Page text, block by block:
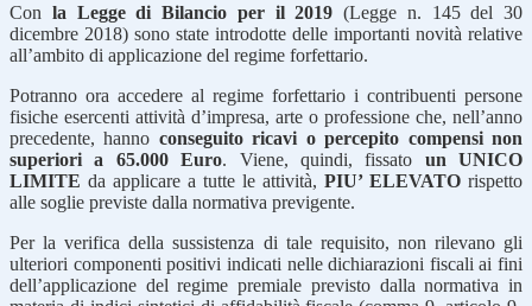
Con la Legge di Bilancio per il 2019 (Legge n. 145 del 30
dicembre 2018) sono state introdotte delle importanti novità relative
all’ambito di applicazione del regime forfettario.
Potranno ora accedere al regime forfettario i contribuenti persone
fisiche esercenti attività d’impresa, arte o professione che, nell’anno
precedente, hanno conseguito ricavi o percepito compensi non
superiori a 65.000 Euro. Viene, quindi, fissato un UNICO
LIMITE da applicare a tutte le attività, PIU’ ELEVATO rispetto
alle soglie previste dalla normativa previgente.
Per la verifica della sussistenza di tale requisito, non rilevano gli
ulteriori componenti positivi indicati nelle dichiarazioni fiscali ai fini
dell’applicazione del regime premiale previsto dalla normativa in